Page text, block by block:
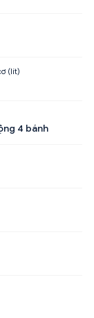
(lít)
4 bánh